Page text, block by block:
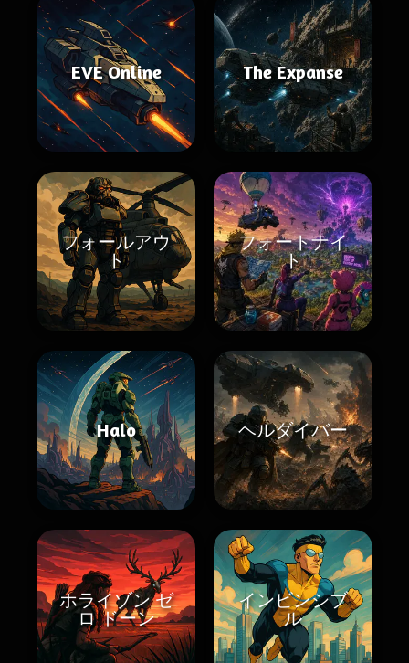
EVE Online The Expanse
フォールアウ
ト
フォートナイ
ト
Halo ヘルダイバー
ホライゾン ゼ
ロ ドーン
インビンシブ
ル